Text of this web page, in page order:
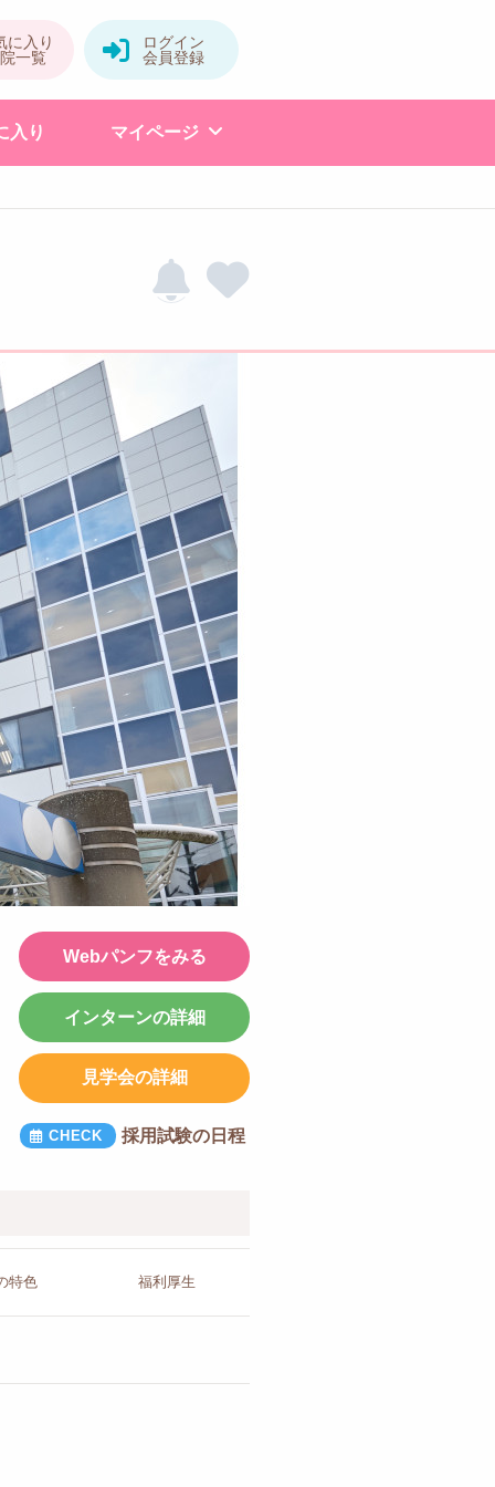
入り マイページ
Webパンフをみる
インターンの詳細
見学会の詳細
採用試験の日程
特色 福利厚生